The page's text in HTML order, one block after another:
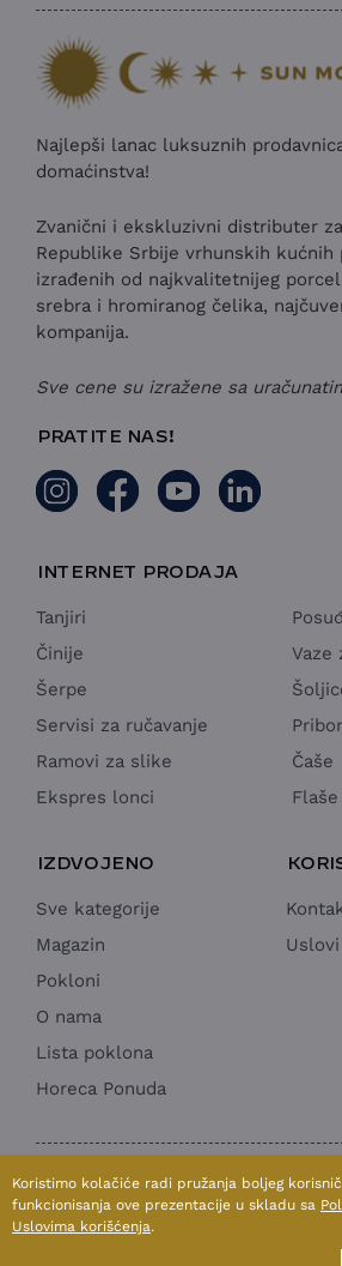
Najlepši lanac luksuznih
domaćinstva!
Zvanični i ekskluzivni distributer
Republike Srbije vrhunskih kućnih
izrađenih od najkvalitetnijeg
srebra i hromiranog čelika,
kompanija.
Sve cene su izražene sa
PRATITE NAS!
INTERNET PRODAJA
Tanjiri
Činije
Šerpe
Servisi za ručavanje
Ramovi za slike
Ekspres lonci
Vaze
Čaše
IZDVOJENO
Sve kategorije
Magazin
Pokloni
O nama
Lista poklona
Horeca Ponuda
1998 - 2026 © SUN MOON & STARS doo
Izrada internet prodavnice: Avokado.rs
Koristimo kolačiće radi pružanja boljeg
funkcionisanja ove prezentacije u skladu sa
Uslovima korišćenja.